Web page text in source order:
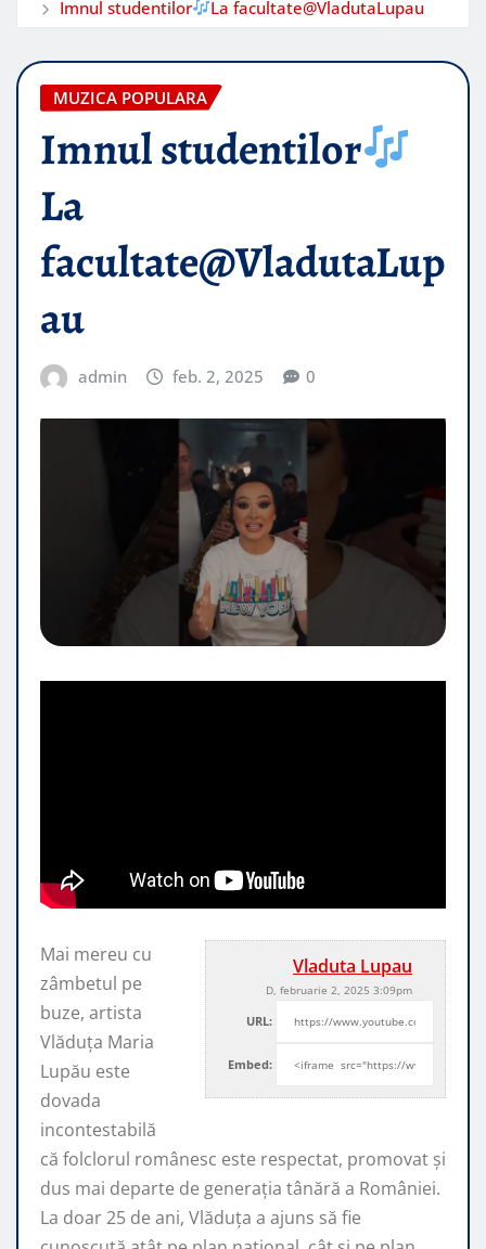
Imnul studentilor
La facultate@VladutaLupau
MUZICA POPULARA
Imnul studentilor
La
facultate@VladutaLup
au
admin feb. 2, 2025 0
Vladuta Lupau
D, februarie 2, 2025 3:09pm
URL:
Embed:
Mai mereu cu
zâmbetul pe
buze, artista
Vlăduța Maria
Lupău este
dovada
incontestabilă
că folclorul românesc este respectat, promovat şi
dus mai departe de generaţia tânără a României.
La doar 25 de ani, Vlăduța a ajuns să fie